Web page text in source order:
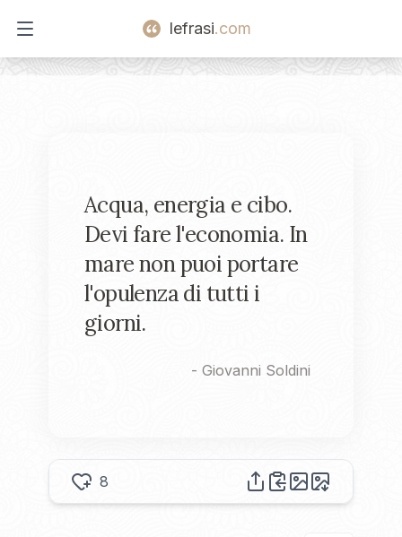
Open main menu
lefrasi.com
Acqua, energia e cibo.
Devi fare l'economia. In
mare non puoi portare
l'opulenza di tutti i
giorni.
- Giovanni Soldini
8